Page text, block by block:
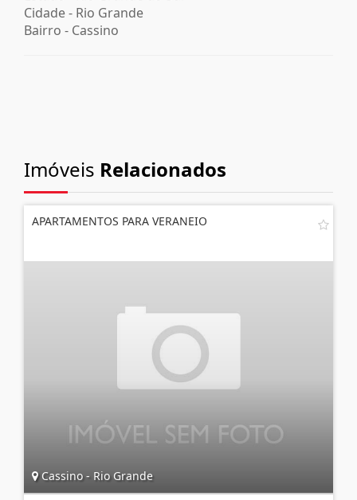
Cidade - Rio Grande
Bairro - Cassino
Imóveis Relacionados
APARTAMENTOS PARA VERANEIO
Cassino - Rio Grande